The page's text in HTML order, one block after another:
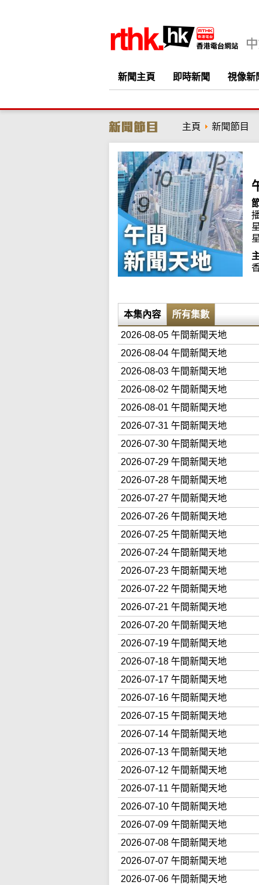
新聞主頁 即時新聞 視像新
主頁 新聞節目
本集內容 所有集數
2026-08-05 午間新聞天地
2026-08-04 午間新聞天地
2026-08-03 午間新聞天地
2026-08-02 午間新聞天地
2026-08-01 午間新聞天地
2026-07-31 午間新聞天地
2026-07-30 午間新聞天地
2026-07-29 午間新聞天地
2026-07-28 午間新聞天地
2026-07-27 午間新聞天地
2026-07-26 午間新聞天地
2026-07-25 午間新聞天地
2026-07-24 午間新聞天地
2026-07-23 午間新聞天地
2026-07-22 午間新聞天地
2026-07-21 午間新聞天地
2026-07-20 午間新聞天地
2026-07-19 午間新聞天地
2026-07-18 午間新聞天地
2026-07-17 午間新聞天地
2026-07-16 午間新聞天地
2026-07-15 午間新聞天地
2026-07-14 午間新聞天地
2026-07-13 午間新聞天地
2026-07-12 午間新聞天地
2026-07-11 午間新聞天地
2026-07-10 午間新聞天地
2026-07-09 午間新聞天地
2026-07-08 午間新聞天地
2026-07-07 午間新聞天地
2026-07-06 午間新聞天地